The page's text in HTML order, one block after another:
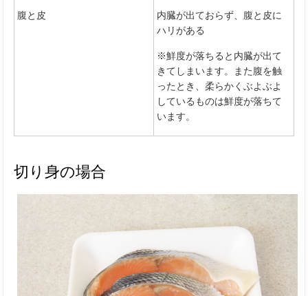
腹と皮
内臓が出ておらず、腹と皮に
ハリがある
※鮮度が落ちると内臓が出て
きてしまいます。また腹を触
ったとき、柔らかくぶよぶよ
しているものは鮮度が落ちて
います。
切り身の場合